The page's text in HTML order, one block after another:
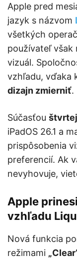
Apple pred
jazyk s názvom
všetkých
používateľ však
vizuál.
vzhľadu, vďaka
dizajn zmierniť.
Súčasťou
iPadOS 26.1 a
prispôsobenia
preferencií. Ak
nevyhovuje,
Apple
vzhľadu
Nová funkcia
režimami